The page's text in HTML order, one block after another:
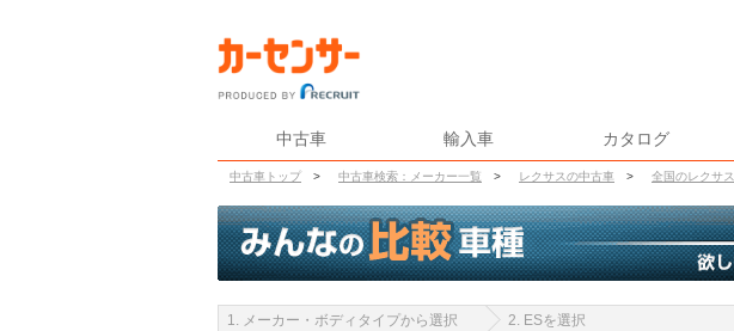
中古車 輸入車 カタログ
中古車トップ > 中古車検索：メーカー一覧 > レクサスの中古車 > 全国のレクサス
1. メーカー・ボディタイプから選択 2. ESを選択